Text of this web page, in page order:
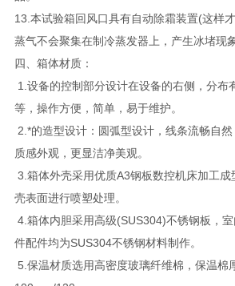
13.本试验箱回风口具有自动除霜装置(这样
蒸气不会聚集在制冷蒸发器上，产生冰堵现象
四、箱体材质：
1.设备的控制部分设计在设备的右侧，分布
等，操作方便，简单，易于维护。
2.*的造型设计：圆弧型设计，线条流畅自
质感外观，更显洁净美观。
3.箱体外壳采用优质A3钢板数控机床加工
壳表面进行喷塑处理。
4.箱体内胆采用高级(SUS304)不锈钢板，
件配件均为SUS304不锈钢材料制作。
5.保温材质选用高密度玻璃纤维棉，保温棉